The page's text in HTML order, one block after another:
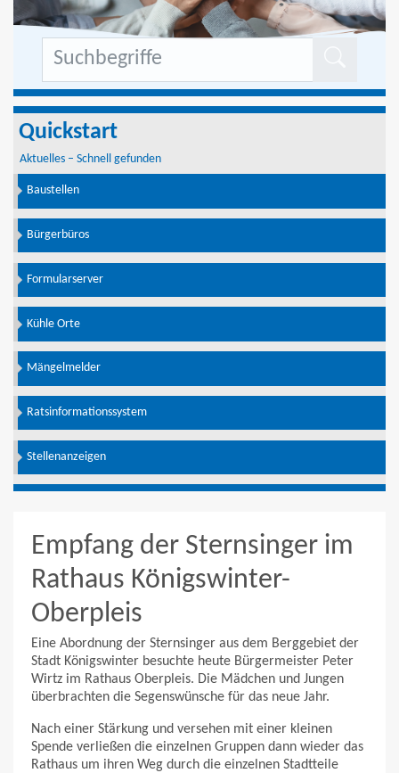
Quickstart
Aktuelles – Schnell gefunden
Baustellen
Bürgerbüros
Formularserver
Kühle Orte
Mängelmelder
Ratsinformationssystem
Stellenanzeigen
Empfang der Sternsinger im
Rathaus Königswinter-
Oberpleis
Eine Abordnung der Sternsinger aus dem Berggebiet der
Stadt Königswinter besuchte heute Bürgermeister Peter
Wirtz im Rathaus Oberpleis. Die Mädchen und Jungen
überbrachten die Segenswünsche für das neue Jahr.
Nach einer Stärkung und versehen mit einer kleinen
Spende verließen die einzelnen Gruppen dann wieder das
Rathaus um ihren Weg durch die einzelnen Stadtteile